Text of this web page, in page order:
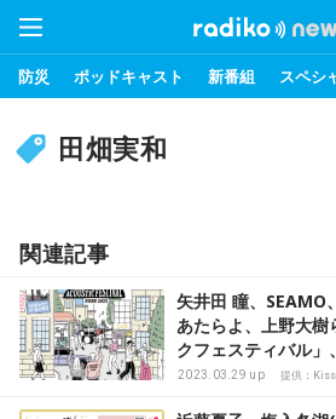
防災 ポッドキャスト 新番組 スペシ
田畑実和
関連記事
矢井田 瞳、SEAMO
あたらよ、上野大樹
クフェスティバル」
2023.03.29 up 提供：Kiss